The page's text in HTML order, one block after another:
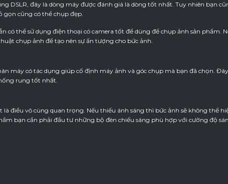
DSLR, đây là dòng máy được đánh giá là dòng tốt nhất. Tuy nhiên bạn
gọn cũng có thể chụp đẹp.
có thể sử dụng điện thoại có camera tốt để dùng để chụp ảnh sản phẩm.
chụp ảnh để tạo nên sự ấn tượng cho bức ảnh.
máy có tác dụng giúp cố định máy ảnh và góc chụp mà bạn đã chọn.
rung tốt nhất.
điều vô cùng quan trọng. Nếu thiếu ánh sáng thì bức ảnh sẽ không thể
bạn cần phải đầu tư những bộ đèn chiếu sáng phù hợp với cường độ